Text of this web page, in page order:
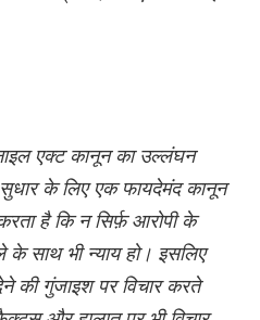
एक्ट कानून का उल्लंघन
के लिए एक फायदेमंद कानून
है कि न सिर्फ़ आरोपी के
साथ भी न्याय हो। इसलिए
की गुंजाइश पर विचार करते